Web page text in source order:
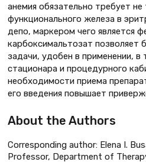
анемия обязательно требует не
функционального железа в
депо, маркером чего является
карбоксимальтозат позволяет
задачи, удобен в применении, в
стационара и процедурного
необходимости приема
его введения повышает
About the Authors
Corresponding author: Elena I.
Professor, Department of